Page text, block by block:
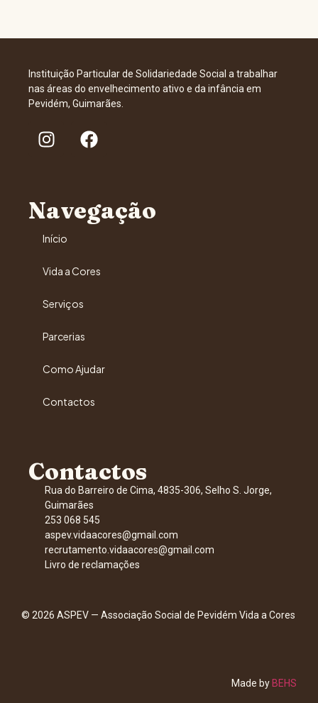
Instituição Particular de Solidariedade Social a trabalhar
nas áreas do envelhecimento ativo e da infância em
Pevidém, Guimarães.
Navegação
Início
Vida a Cores
Serviços
Parcerias
Como Ajudar
Contactos
Contactos
Rua do Barreiro de Cima, 4835-306, Selho S. Jorge,
Guimarães
253 068 545
aspev.vidaacores@gmail.com
recrutamento.vidaacores@gmail.com
Livro de reclamações
© 2026 ASPEV — Associação Social de Pevidém Vida a Cores
Made byBEHS